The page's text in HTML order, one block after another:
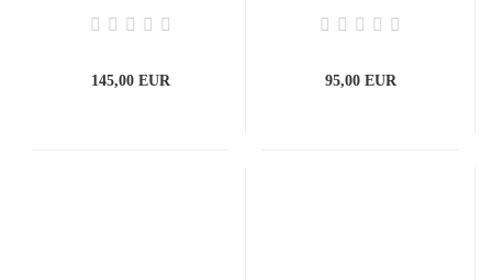
145,00 EUR 95,00 EUR